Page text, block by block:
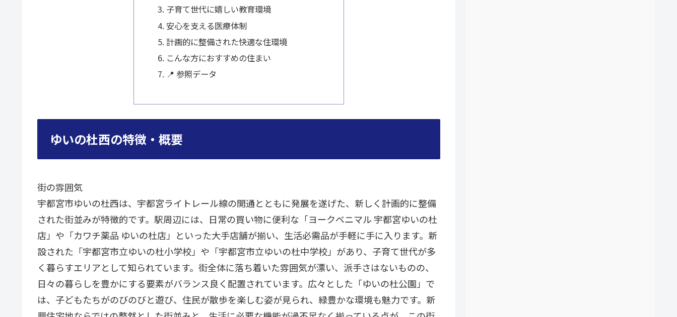
子育て世代に嬉しい教育環境
安心を支える医療体制
計画的に整備された快適な住環境
こんな方におすすめの住まい
📍 参照データ
ゆいの杜西の特徴・概要
街の雰囲気
宇都宮市ゆいの杜西は、宇都宮ライトレール線の開通とともに発展を遂げた、新しく計画的に整備
された街並みが特徴的です。駅周辺には、日常の買い物に便利な「ヨークベニマル 宇都宮ゆいの杜
店」や「カワチ薬品 ゆいの杜店」といった大手店舗が揃い、生活必需品が手軽に手に入ります。新
設された「宇都宮市立ゆいの杜小学校」や「宇都宮市立ゆいの杜中学校」があり、子育て世代が多
く暮らすエリアとして知られています。街全体に落ち着いた雰囲気が漂い、派手さはないものの、
日々の暮らしを豊かにする要素がバランス良く配置されています。広々とした「ゆいの杜公園」で
は、子どもたちがのびのびと遊び、住民が散歩を楽しむ姿が見られ、緑豊かな環境も魅力です。新